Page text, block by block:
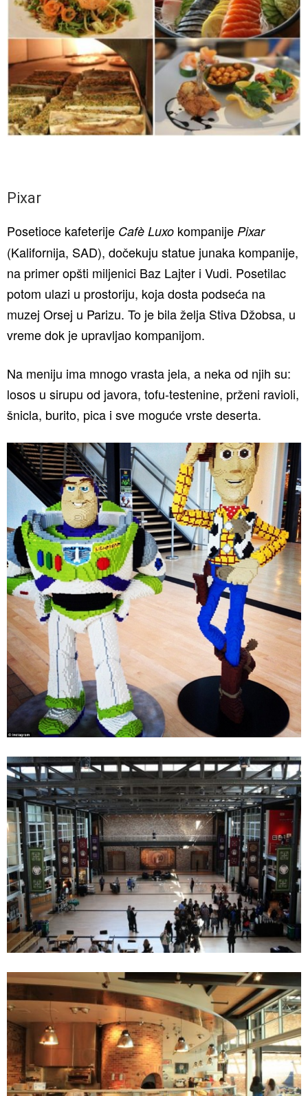
Pixar
Posetioce kafeterije Cafè Luxo kompanije Pixar
(Kalifornija, SAD), dočekuju statue junaka kompanije,
na primer opšti miljenici Baz Lajter i Vudi. Posetilac
potom ulazi u prostoriju, koja dosta podseća na
muzej Orsej u Parizu. To je bila želja Stiva Džobsa, u
vreme dok je upravljao kompanijom.
Na meniju ima mnogo vrasta jela, a neka od njih su:
losos u sirupu od javora, tofu-testenine, prženi ravioli,
šnicla, burito, pica i sve moguće vrste deserta.